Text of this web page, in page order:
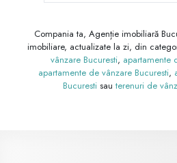
Compania ta, Agenție imobiliară
imobiliare, actualizate la zi, din
vânzare Bucuresti, apartamente
apartamente de vânzare Bucuresti,
Bucuresti sau terenuri de